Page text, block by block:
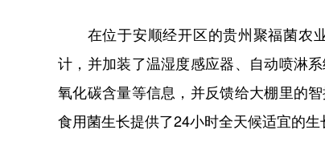
在位于安顺经开区的贵州聚福菌农
计，并加装了温湿度感应器、自动喷淋
氧化碳含量等信息，并反馈给大棚里的
食用菌生长提供了24小时全天候适宜的生